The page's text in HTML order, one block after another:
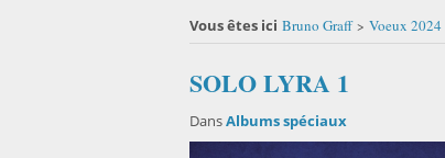
Vous êtes ici Bruno Graff > Voeux 2024
SOLO LYRA 1
DansAlbums spéciaux